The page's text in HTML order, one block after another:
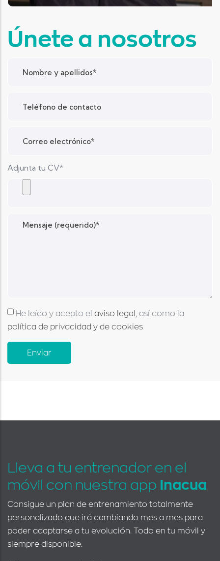
Únete a nosotros
Adjunta tu CV*
He leído y acepto el aviso legal
, así como la
política de privacidad y de cookies
Lleva a tu entrenador en el
móvil con nuestra app
Inacua
Consigue un plan de entrenamiento totalmente
personalizado que irá cambiando mes a mes para
poder adaptarse a tu evolución. Todo en tu móvil y
siempre disponible.